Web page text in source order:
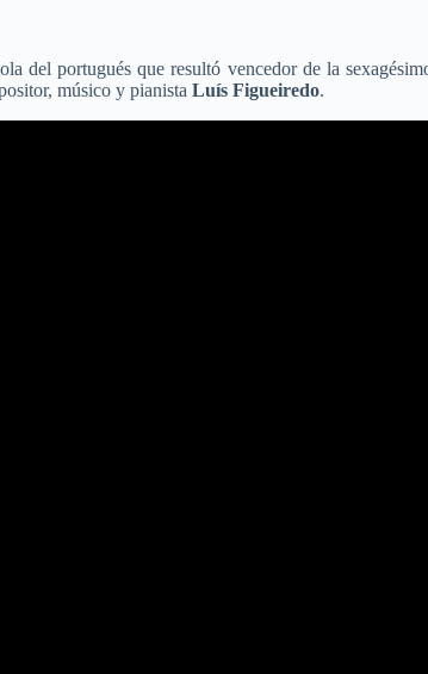
del portugués que resultó vencedor de la
músico y pianista Luís Figueiredo.